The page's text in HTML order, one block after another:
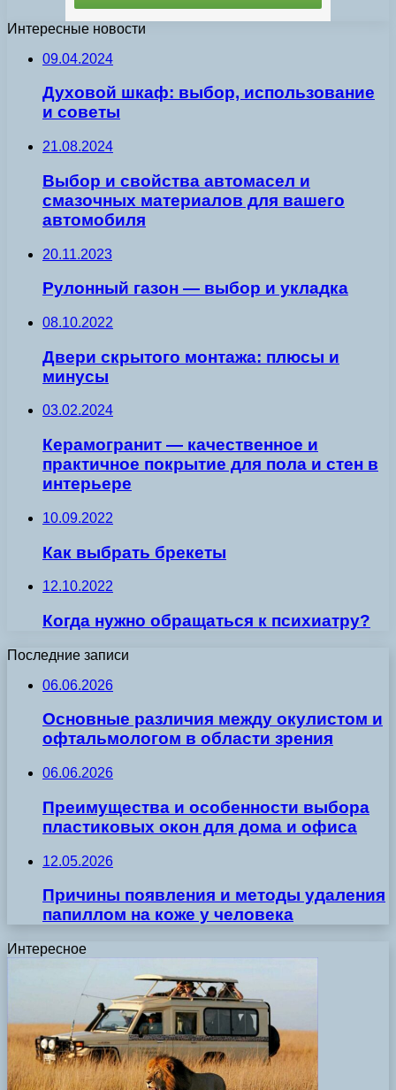
Интересные новости
09.04.2024
Духовой шкаф: выбор, использование
и советы
21.08.2024
Выбор и свойства автомасел и
смазочных материалов для вашего
автомобиля
20.11.2023
Рулонный газон — выбор и укладка
08.10.2022
Двери скрытого монтажа: плюсы и
минусы
03.02.2024
Керамогранит — качественное и
практичное покрытие для пола и стен в
интерьере
10.09.2022
Как выбрать брекеты
12.10.2022
Когда нужно обращаться к психиатру?
Последние записи
06.06.2026
Основные различия между окулистом и
офтальмологом в области зрения
06.06.2026
Преимущества и особенности выбора
пластиковых окон для дома и офиса
12.05.2026
Причины появления и методы удаления
папиллом на коже у человека
Интересное